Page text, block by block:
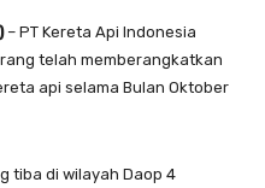
– PT Kereta Api Indonesia
telah memberangkatkan
api selama Bulan Oktober
tiba di wilayah Daop 4